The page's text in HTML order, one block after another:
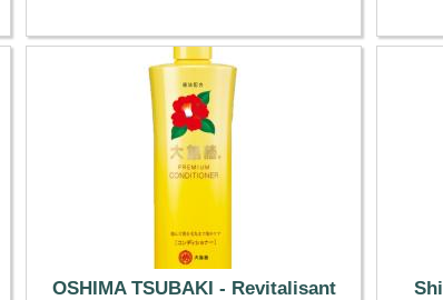
OSHIMA TSUBAKI - Revitalisant